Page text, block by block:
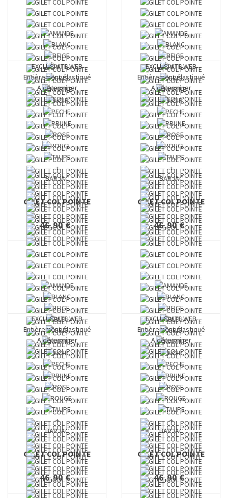
+
BARJAC
GILET COL POINTE
46,90 €
+
BARJAC
GILET COL POINTE
46,90 €
+
BARJAC
GILET COL POINTE
46,90 €
+
BARJAC
GILET COL POINTE
46,90 €
EXCLUSIVITE WEB
Entièrement élastiqué
A déterminer
EXCLUSIVITE WEB
Entièrement élastiqué
A déterminer
EXCLUSIVITE WEB
Entièrement élastiqué
A déterminer
EXCLUSIVITE WEB
Entièrement élastiqué
A déterminer